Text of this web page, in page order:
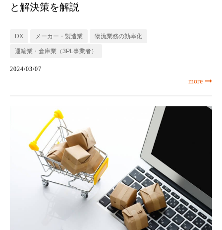
と解決策を解説
DX メーカー・製造業 物流業務の効率化
運輸業・倉庫業（3PL事業者）
2024/03/07
more